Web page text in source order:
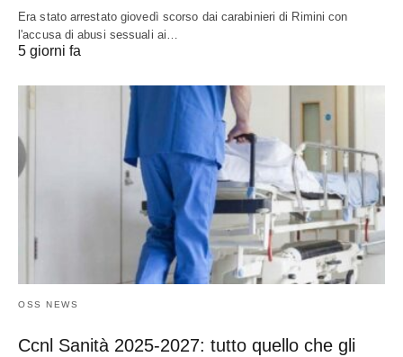
Era stato arrestato giovedì scorso dai carabinieri di Rimini con
l'accusa di abusi sessuali ai…
5 giorni fa
OSS NEWS
Ccnl Sanità 2025-2027: tutto quello che gli